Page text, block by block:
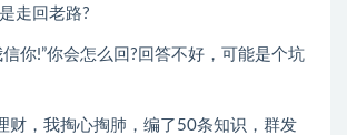
走回老路?
你!”你会怎么回?回答不好，可能是个坑
财，我掏心掏肺，编了50条知识，群发